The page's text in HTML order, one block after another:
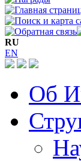
RU
EN
Об